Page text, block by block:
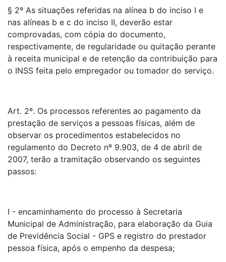
§ 2º As situações referidas na alínea b do inciso I e
nas alíneas b e c do inciso II, deverão estar
comprovadas, com cópia do documento,
respectivamente, de regularidade ou quitação perante
à receita municipal e de retenção da contribuição para
o INSS feita pelo empregador ou tomador do serviço.
Art. 2º. Os processos referentes ao pagamento da
prestação de serviços a pessoas físicas, além de
observar os procedimentos estabelecidos no
regulamento do Decreto nº 9.903, de 4 de abril de
2007, terão a tramitação observando os seguintes
passos:
I - encaminhamento do processo à Secretaria
Municipal de Administração, para elaboração da Guia
de Previdência Social - GPS e registro do prestador
pessoa física, após o empenho da despesa;